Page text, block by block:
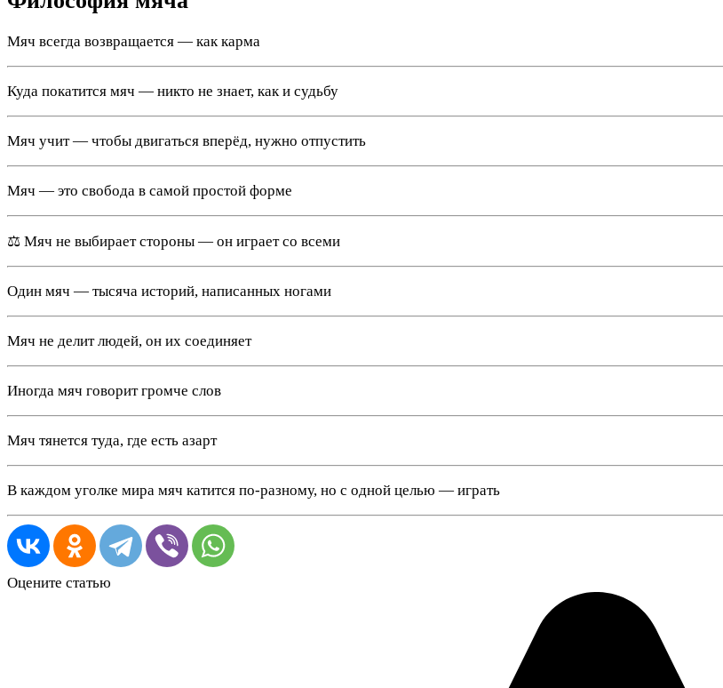
Мяч всегда возвращается — как карма
Куда покатится мяч — никто не знает, как и судьбу
Мяч учит — чтобы двигаться вперёд, нужно отпустить
Мяч — это свобода в самой простой форме
⚖️ Мяч не выбирает стороны — он играет со всеми
Один мяч — тысяча историй, написанных ногами
Мяч не делит людей, он их соединяет
Иногда мяч говорит громче слов
Мяч тянется туда, где есть азарт
В каждом уголке мира мяч катится по-разному, но с одной целью — играть
Оцените статью